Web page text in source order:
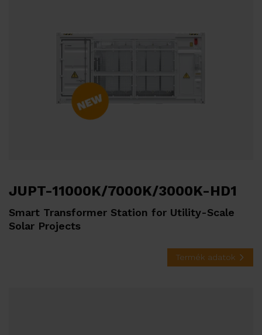
JUPT-11000K/7000K/3000K-HD1
Smart Transformer Station for Utility-Scale
Solar Projects
Termék adatok
Szolgáltatások
Műszaki támogatás
Partner Program